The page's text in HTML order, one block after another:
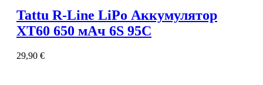
Tattu R-Line LiPo Аккумулятор
XT60 650 мАч 6S 95C
29,90 €